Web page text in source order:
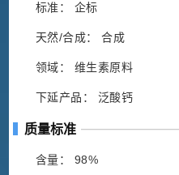
标准： 企标
天然/合成： 合成
领域： 维生素原料
下延产品： 泛酸钙
质量标准
含量： 98%